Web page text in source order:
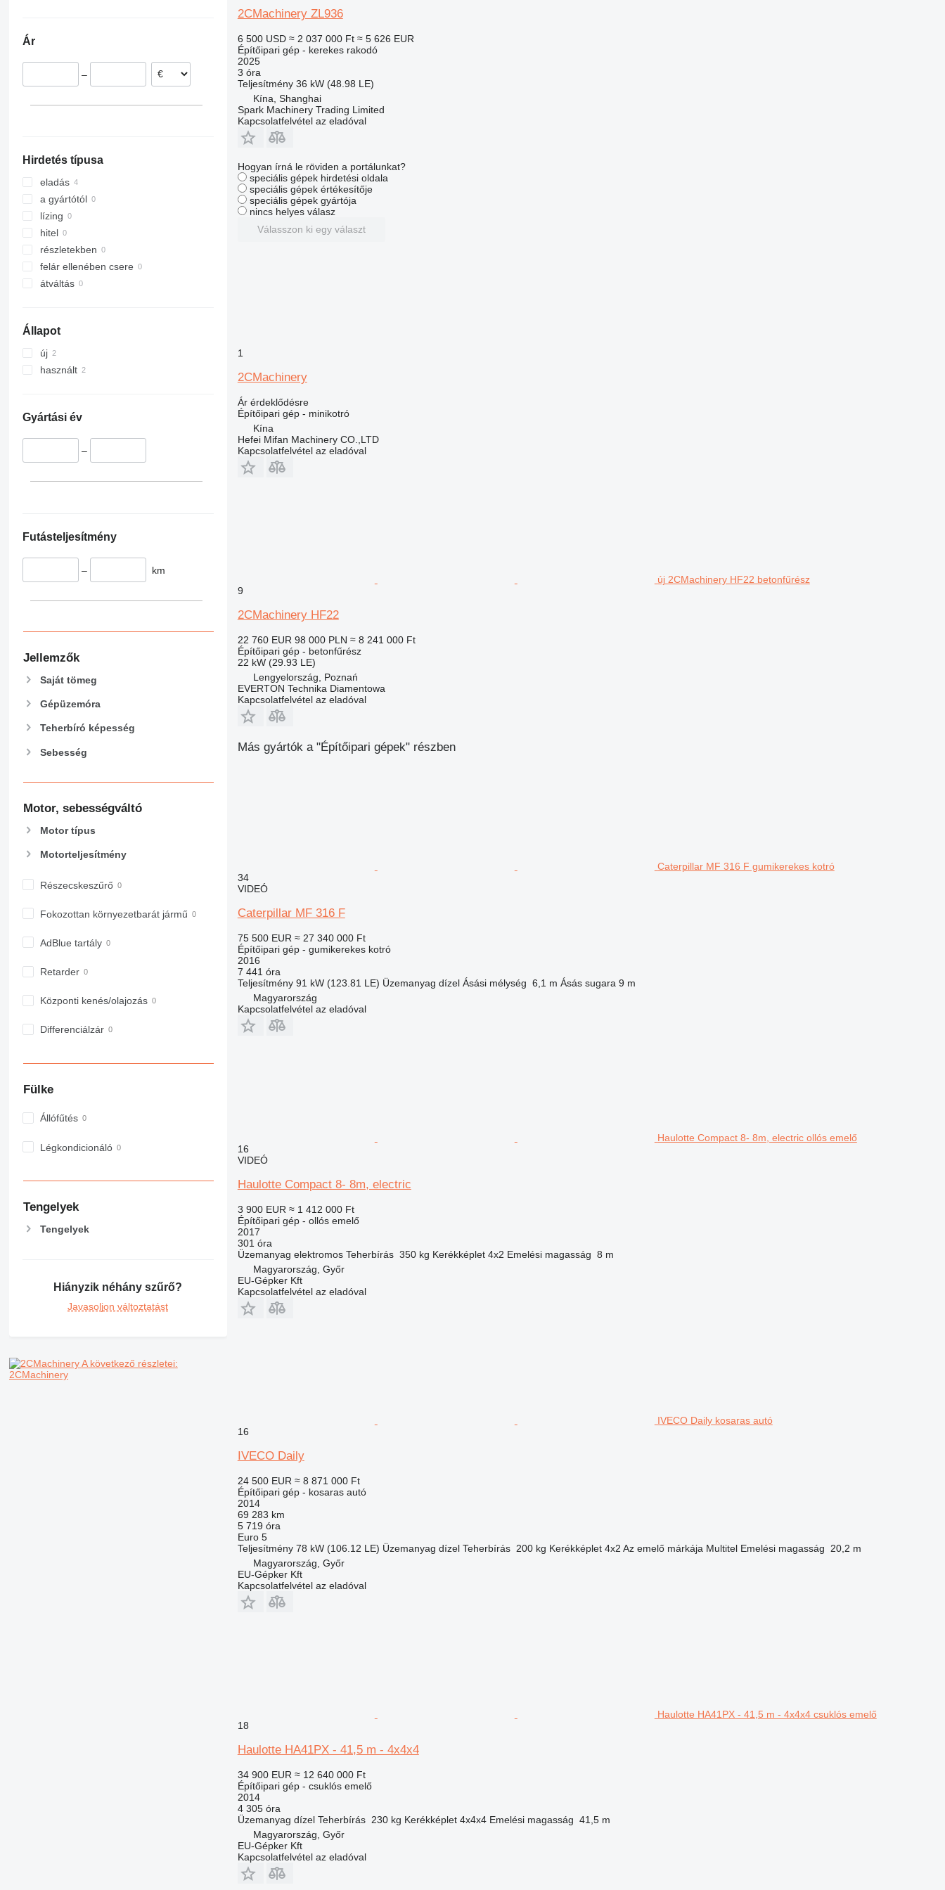
311
317
318
319
320
321
322
323
324
329
330
336
349
390
420
428
430
444
826
906
910
920
928
931
953
962
966
972
AP
D series
E-series
M-series
MH
RM
426
457
8008
8018
8025
8026
8030
8035
CT
NXT
S-Series
TM
3246
Liftlux
Pecolift
R-series
Toucan
SD
XR
Ár
–
Hirdetés típusa
eladás
a gyártótól
lízing
hitel
részletekben
felár ellenében csere
átváltás
Állapot
új
használt
Gyártási év
–
Futásteljesítmény
– km
Jellemzők
Saját tömeg
Gépüzemóra
Teherbíró képesség
Sebesség
Motor, sebességváltó
Motor típus
Motorteljesítmény
Részecskeszűrő
Fokozottan környezetbarát jármű
AdBlue tartály
Retarder
Központi kenés/olajozás
Differenciálzár
Fülke
Állófűtés
Légkondicionáló
Tengelyek
Tengelyek
Hiányzik néhány szűrő?
Javasoljon változtatást
A következő részletei:
2CMachinery
2CMachinery ZL936
6 500 USD ≈ 2 037 000 Ft ≈ 5 626 EUR
Építőipari gép - kerekes rakodó
2025
3 óra
Teljesítmény 36 kW (48.98 LE)
Kína, Shanghai
Spark Machinery Trading Limited
Kapcsolatfelvétel az eladóval
Hogyan írná le röviden a portálunkat?
speciális gépek hirdetési oldala
speciális gépek értékesítője
speciális gépek gyártója
nincs helyes válasz
Válasszon ki egy választ
1
2CMachinery
Ár érdeklődésre
Építőipari gép - minikotró
Kína
Hefei Mifan Machinery CO.,LTD
Kapcsolatfelvétel az eladóval
új 2CMachinery HF22 betonfűrész
9
2CMachinery HF22
22 760 EUR 98 000 PLN ≈ 8 241 000 Ft
Építőipari gép - betonfűrész
22 kW (29.93 LE)
Lengyelország, Poznań
EVERTON Technika Diamentowa
Kapcsolatfelvétel az eladóval
Más gyártók a "Építőipari gépek" részben
Caterpillar MF 316 F gumikerekes kotró
34
VIDEÓ
Caterpillar MF 316 F
75 500 EUR ≈ 27 340 000 Ft
Építőipari gép - gumikerekes kotró
2016
7 441 óra
Teljesítmény 91 kW (123.81 LE) Üzemanyag dízel Ásási mélység 6,1 m Ásás sugara 9 m
Magyarország
Kapcsolatfelvétel az eladóval
Haulotte Compact 8- 8m, electric ollós emelő
16
VIDEÓ
Haulotte Compact 8- 8m, electric
3 900 EUR ≈ 1 412 000 Ft
Építőipari gép - ollós emelő
2017
301 óra
Üzemanyag elektromos Teherbírás 350 kg Kerékképlet 4x2 Emelési magasság 8 m
Magyarország, Győr
EU-Gépker Kft
Kapcsolatfelvétel az eladóval
IVECO Daily kosaras autó
16
IVECO Daily
24 500 EUR ≈ 8 871 000 Ft
Építőipari gép - kosaras autó
2014
69 283 km
5 719 óra
Euro 5
Teljesítmény 78 kW (106.12 LE) Üzemanyag dízel Teherbírás 200 kg Kerékképlet 4x2 Az emelő márkája Multitel Emelési magasság
20,2 m
Magyarország, Győr
EU-Gépker Kft
Kapcsolatfelvétel az eladóval
Haulotte HA41PX - 41,5 m - 4x4x4 csuklós emelő
18
Haulotte HA41PX - 41,5 m - 4x4x4
34 900 EUR ≈ 12 640 000 Ft
Építőipari gép - csuklós emelő
2014
4 305 óra
Üzemanyag dízel Teherbírás 230 kg Kerékképlet 4x4x4 Emelési magasság 41,5 m
Magyarország, Győr
EU-Gépker Kft
Kapcsolatfelvétel az eladóval